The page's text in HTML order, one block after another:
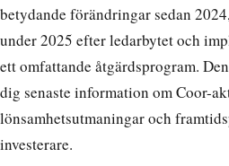
betydande förändringar sedan
under 2025 efter ledarbytet och
ett omfattande åtgärdsprogram.
dig senaste information om Coor-
lönsamhetsutmaningar och
investerare.